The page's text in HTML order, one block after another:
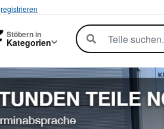
registrieren
Stöbern in
Kategorien